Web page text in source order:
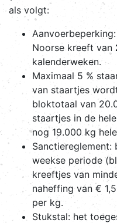
als volgt:
Noorse kreeft van
kalenderweken.
Maximaal 5 %
van staartjes
bloktotaal van
staartjes in de
nog 19.000 kg
weekse periode
kreeftjes van
naheffing van €
per kg.
Stukstal: het